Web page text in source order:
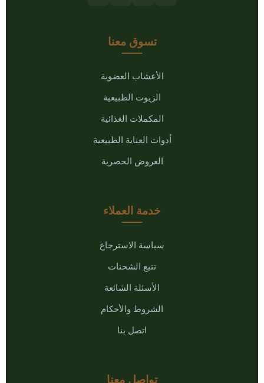
تسوق معنا
الأعشاب العضوية
الزيوت الطبيعية
المكملات الغذائية
أدوات العناية الطبيعية
العروض الحصرية
خدمة العملاء
سياسة الاسترجاع
تتبع الشحنات
الأسئلة الشائعة
الشروط والأحكام
اتصل بنا
تواصل معنا